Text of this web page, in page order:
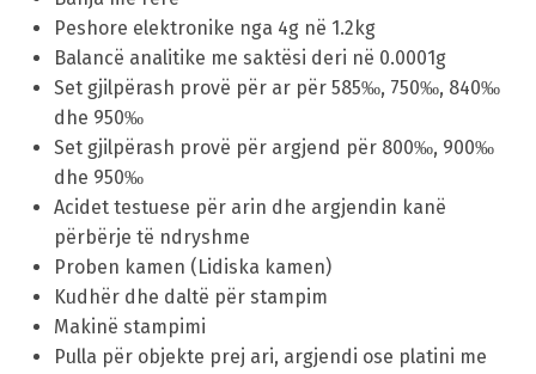
Peshore elektronike nga 4g në 1.2kg
Balancë analitike me saktësi deri në 0.0001g
Set gjilpërash provë për ar për 585‰, 750‰, 840‰
dhe 950‰
Set gjilpërash provë për argjend për 800‰, 900‰
dhe 950‰
Acidet testuese për arin dhe argjendin kanë
përbërje të ndryshme
Proben kamen (Lidiska kamen)
Kudhër dhe daltë për stampim
Makinë stampimi
Pulla për objekte prej ari, argjendi ose platini me
Switch The Language
македонски Albanian